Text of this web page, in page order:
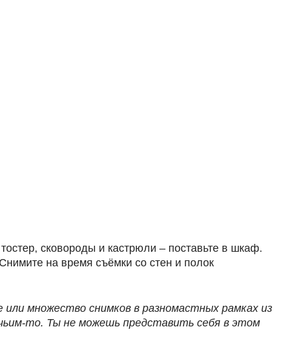
сковороды и кастрюли – поставьте в шкаф.
на время съёмки со стен и полок
или множество снимков в разномастных рамках из
то. Ты не можешь представить себя в этом